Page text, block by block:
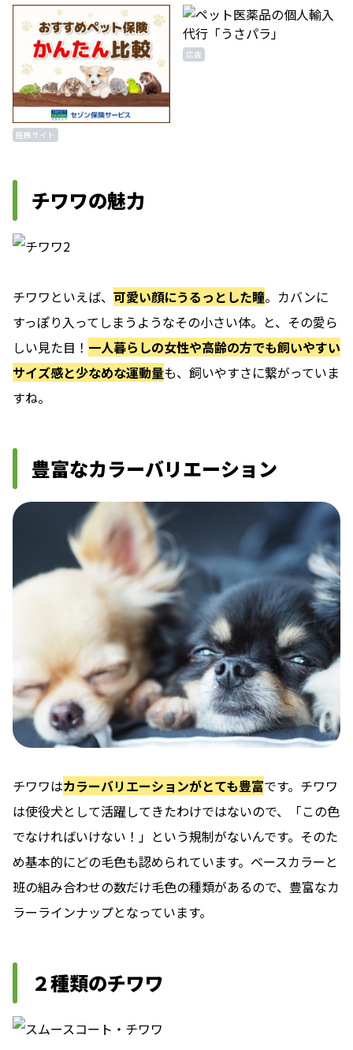
提携サイト
広告
チワワの魅力
チワワといえば、 可愛い顔にうるっとした瞳。カバンに
すっぽり入ってしまうようなその小さい体。と、その愛ら
しい見た目！ 一人暮らしの女性や高齢の方でも飼いやすい
サイズ感と少なめな運動量も、飼いやすさに繋がっていま
すね。
豊富なカラーバリエーション
チワワはカラーバリエーションがとても豊富です。チワワ
は使役犬として活躍してきたわけではないので、「この色
でなければいけない！」という規制がないんです。そのた
め基本的にどの毛色も認められています。ベースカラーと
班の組み合わせの数だけ毛色の種類があるので、豊富なカ
ラーラインナップとなっています。
２種類のチワワ